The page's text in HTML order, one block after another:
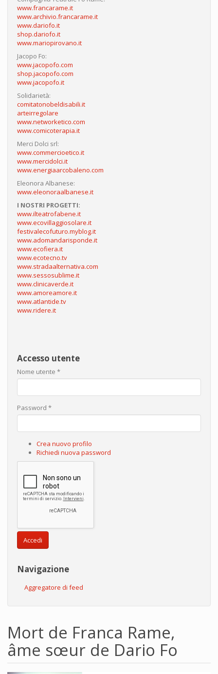
www.francarame.it
www.archivio.francarame.it
www.dariofo.it
shop.dariofo.it
www.mariopirovano.it
Jacopo Fo:
www.jacopofo.com
shop.jacopofo.com
www.jacopofo.it
Solidarietà:
comitatonobeldisabili.it
arteirregolare
www.networketico.com
www.comicoterapia.it
Merci Dolci srl:
www.commercioetico.it
www.mercidolci.it
www.energiaarcobaleno.com
Eleonora Albanese:
www.eleonoraalbanese.it
I NOSTRI PROGETTI:
www.ilteatrofabene.it
www.ecovillaggiosolare.it
festivalecofuturo.myblog.it
www.adomandarisponde.it
www.ecofiera.it
www.ecotecno.tv
www.stradaalternativa.com
www.sessosublime.it
www.clinicaverde.it
www.amoreamore.it
www.atlantide.tv
www.ridere.it
Accesso utente
Nome utente *
Password *
Crea nuovo profilo
Richiedi nuova password
Accedi
Navigazione
Aggregatore di feed
Mort de Franca Rame,
âme sœur de Dario Fo